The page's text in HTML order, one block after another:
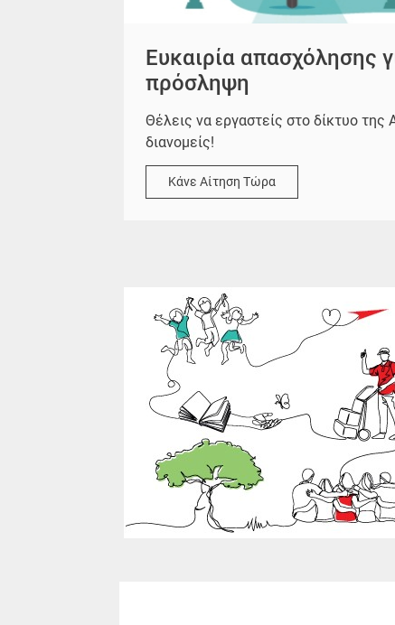
Ευκαιρία απασχόλησης
πρόσληψη
Θέλεις να εργαστείς στο δίκτυο της
διανομείς!
Κάνε Αίτηση Τώρα